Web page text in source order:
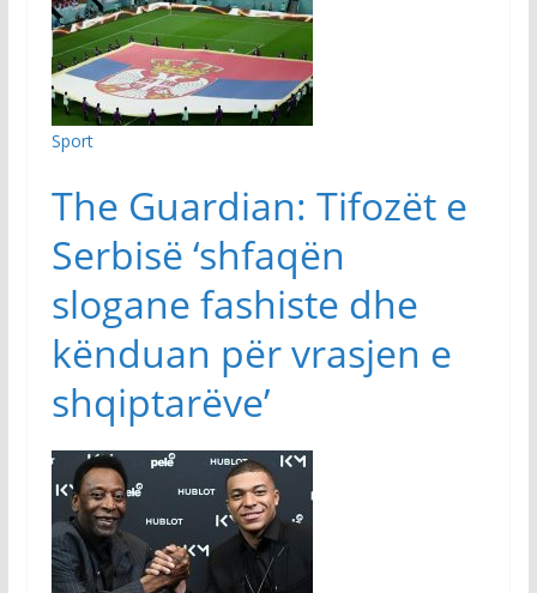
Sport
The Guardian: Tifozët e
Serbisë ‘shfaqën
slogane fashiste dhe
kënduan për vrasjen e
shqiptarëve’